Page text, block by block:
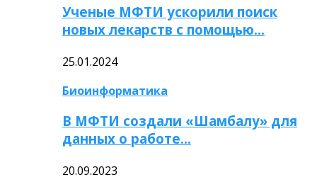
Ученые МФТИ ускорили поиск
новых лекарств с помощью…
25.01.2024
Биоинформатика
В МФТИ создали «Шамбалу» для
данных о работе…
20.09.2023